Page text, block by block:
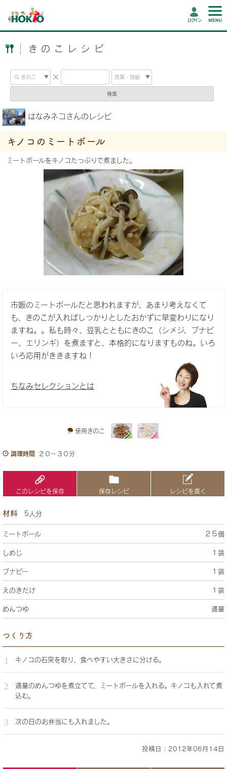
ログイン
きのこレシピ
検索
はなみネコさんのレシピ
キノコのミートボール
ミートボールをキノコたっぷりで煮ました。
市販のミートボールだと思われますが、あまり考えなくて
も、きのこが入ればしっかりとしたおかずに早変わりになり
ますね。。私も時々、豆乳とともにきのこ（シメジ、ブナピ
ー、エリンギ）を煮ますと、本格的になりますものね。いろ
いろ応用がききますね！
ちなみセレクションとは
使用きのこ
調理時間 ２０～３０分
このレシピを保存 保存レシピ レシピを書く
材料 5人分
ミートボール ２５個
しめじ １袋
ブナピー １袋
えのきだけ １袋
めんつゆ 適量
つくり方
キノコの石突を取り、食べやすい大きさに分ける。
適量のめんつゆを煮立てて、ミートボールを入れる。キノコも入れて煮
込む。
次の日のお弁当にも入れました。
投稿日：2012年06月14日